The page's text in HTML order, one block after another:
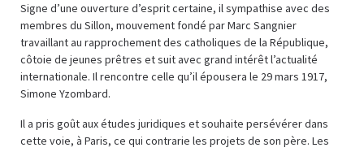
Signe d’une ouverture d’esprit certaine, il sympathise avec des
membres du Sillon, mouvement fondé par Marc Sangnier
travaillant au rapprochement des catholiques de la République,
côtoie de jeunes prêtres et suit avec grand intérêt l’actualité
internationale. Il rencontre celle qu’il épousera le 29 mars 1917,
Simone Yzombard.
Il a pris goût aux études juridiques et souhaite persévérer dans
cette voie, à Paris, ce qui contrarie les projets de son père. Les